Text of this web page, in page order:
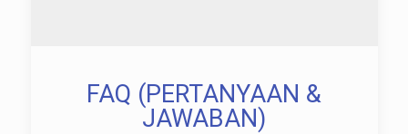
FAQ (PERTANYAAN &
JAWABAN)